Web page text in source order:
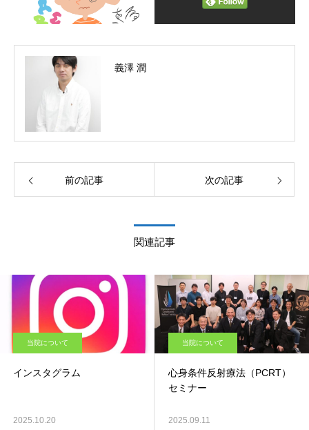
義澤 潤
前の記事 次の記事
関連記事
当院について
インスタグラム
2025.10.20
当院について
心身条件反射療法（PCRT）
セミナー
2025.09.11